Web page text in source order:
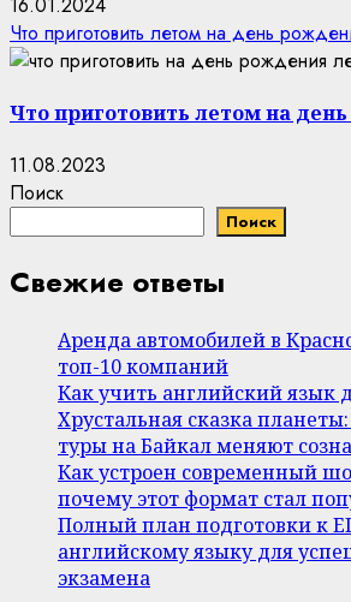
Что приготовить летом на день
Что приготовить летом на
11.08.2023
Поиск
Поиск
Свежие ответы
Аренда автомобилей в
топ-10 компаний
Как учить английский язык
Хрустальная сказка
туры на Байкал меняют
Как устроен современный
почему этот формат стал
Полный план подготовки к
английскому языку для
экзамена